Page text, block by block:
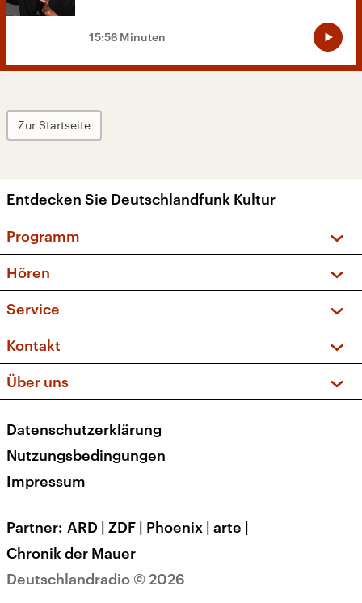
15:56 Minuten
Zur Startseite
Entdecken Sie Deutschlandfunk Kultur
Programm
Sendungen und Podcasts
Musikliste
Kakadu – Das Kinderprogramm
Hören
Frequenzen (UKW + DAB+)
Service
FAQ
Apps
Newsletter
Veranstaltungen
Kontakt
Social Media
Über uns
Presse
Karriere
Transparenz
Deutschlandradio © 2026
Datenschutzerklärung
Nutzungsbedingungen
Impressum
Partner ARD | ZDF | Phoenix | arte |
Chronik der Mauer